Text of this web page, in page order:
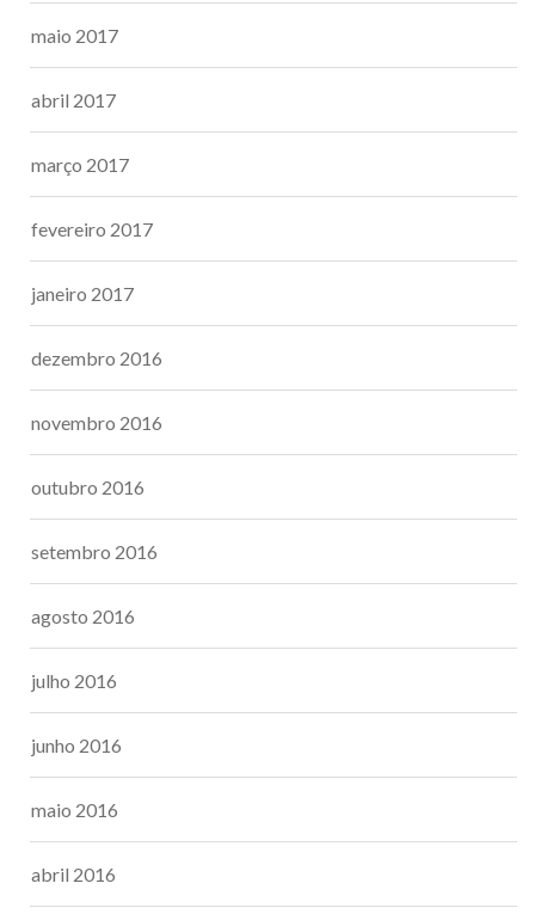
maio 2017
abril 2017
março 2017
fevereiro 2017
janeiro 2017
dezembro 2016
novembro 2016
outubro 2016
setembro 2016
agosto 2016
julho 2016
junho 2016
maio 2016
abril 2016